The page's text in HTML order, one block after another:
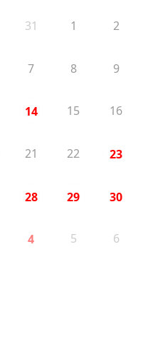
31 1 2
7 8 9
14 15 16
21 22 23
28 29 30
4 5 6